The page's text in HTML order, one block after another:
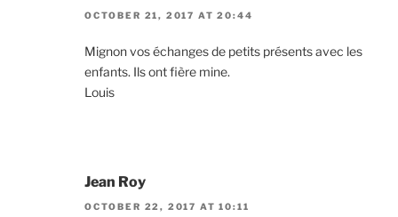
OCTOBER 21, 2017 AT 20:44
Mignon vos échanges de petits présents avec les
enfants. Ils ont fière mine.
Louis
Jean Roy
OCTOBER 22, 2017 AT 10:11